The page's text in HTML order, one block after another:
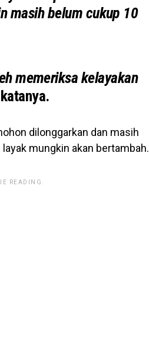
masih belum cukup 10
memeriksa kelayakan
katanya.
dilonggarkan dan masih
mungkin akan bertambah.
READING.